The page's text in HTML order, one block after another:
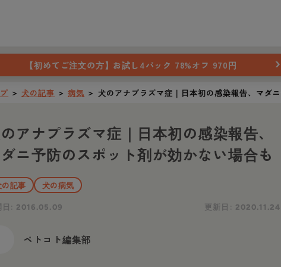
【初めてご注文の方】 お試し4パック 78%オフ 970円 ›
＞ 犬の記事 ＞ 病気 ＞ 犬のアナプラズマ症｜日本初の感染報告、マダ
アナプラズマ症｜日本初の感染報告、
ニ予防のスポット剤が効かない場合も
の記事
犬の病気
: 2016.05.09 更新日: 2020.11.24
ペトコト編集部